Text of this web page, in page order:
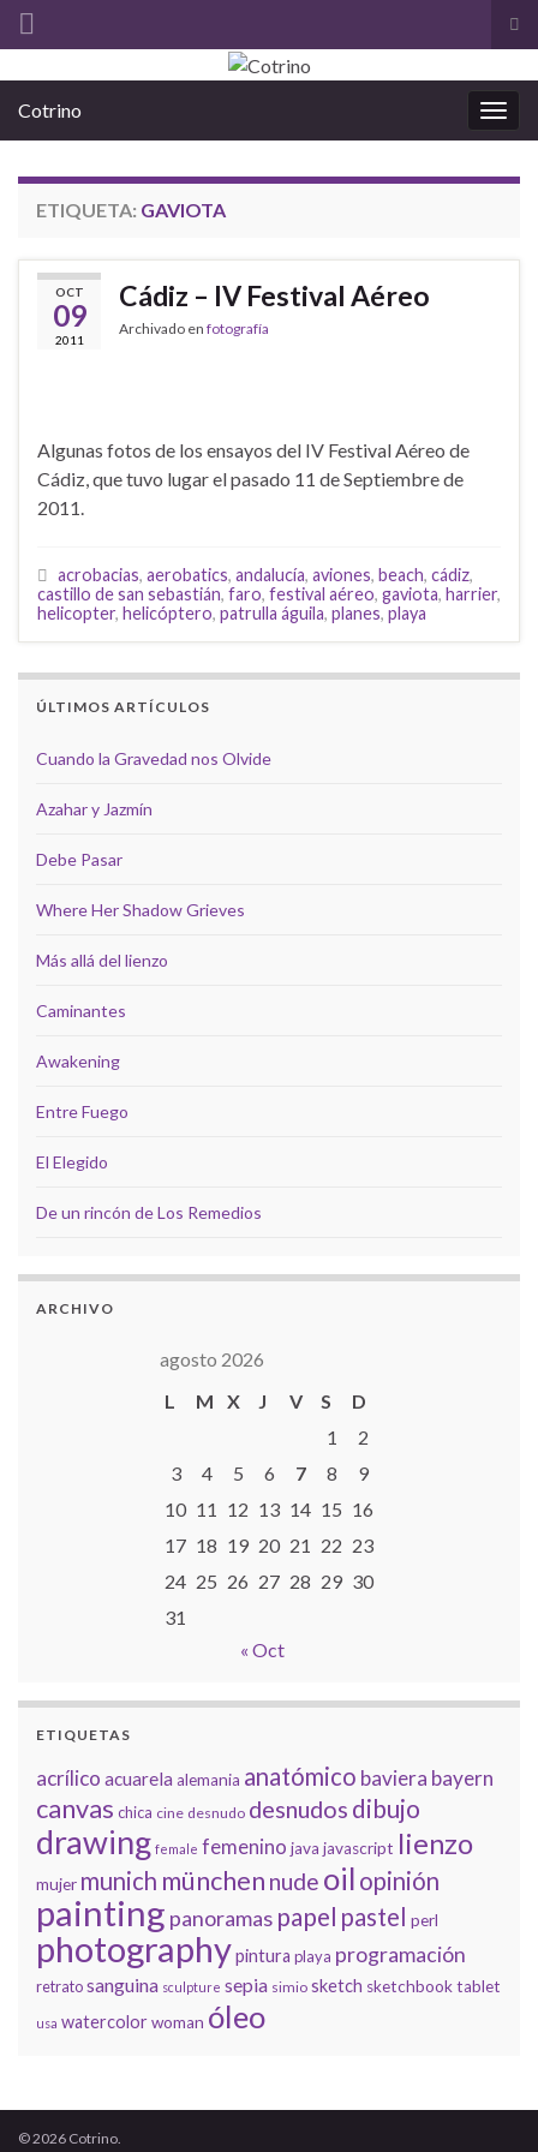
el
la
Cotrino
ETIQUETA: GAVIOTA
OCT
09
2011
Cádiz – IV Festival Aéreo
Archivado en fotografía
Algunas fotos de los ensayos del IV Festival Aéreo de
Cádiz, que tuvo lugar el pasado 11 de Septiembre de
2011.
acrobacias, aerobatics, andalucía, aviones, beach, cádiz,
castillo de san sebastián, faro, festival aéreo, gaviota, harrier,
helicopter, helicóptero, patrulla águila, planes, playa
ÚLTIMOS ARTÍCULOS
Cuando la Gravedad nos Olvide
Azahar y Jazmín
Debe Pasar
Where Her Shadow Grieves
Más allá del lienzo
Caminantes
Awakening
Entre Fuego
El Elegido
De un rincón de Los Remedios
ARCHIVO
agosto 2026
L
M X J V S
D
1
2
3
4 5 6 7 8
9
10 11 12 13 14 15 16
17 18 19 20 21 22 23
24 25 26 27 28 29 30
31
« Oct
ETIQUETAS
acrílico acuarela alemania anatómico baviera bayern
canvas chica cine desnudo desnudos dibujo
drawing female femenino java javascript lienzo
mujer munich münchen nude oil opinión
painting panoramas papel pastel perl
photographypintura playa programación
retratosanguina sculpture sepia simio sketch sketchbooktablet
usa watercolorwoman óleo
© 2026 Cotrino.